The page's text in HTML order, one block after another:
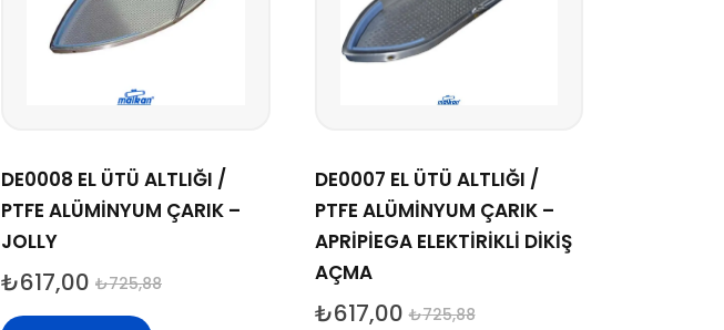
DE0008 EL ÜTÜ ALTLIĞI /
PTFE ALÜMİNYUM ÇARIK –
JOLLY
₺725,88
₺617,00
DE0007 EL ÜTÜ ALTLIĞI /
PTFE ALÜMİNYUM ÇARIK –
APRİPİEGA ELEKTİRİKLİ DİKİŞ
AÇMA
₺725,88
₺617,00